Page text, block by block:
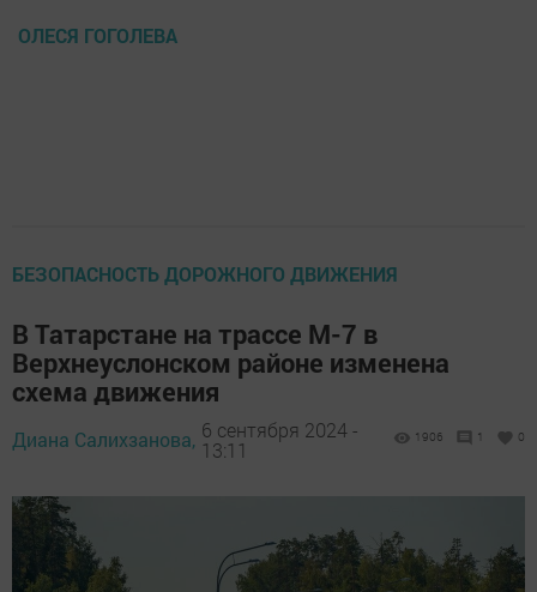
ОЛЕСЯ ГОГОЛЕВА
БЕЗОПАСНОСТЬ ДОРОЖНОГО ДВИЖЕНИЯ
В Татарстане на трассе М-7 в
Верхнеуслонском районе изменена
схема движения
Диана Салихзанова, 6 сентября 2024 -
13:11
1906 1 0